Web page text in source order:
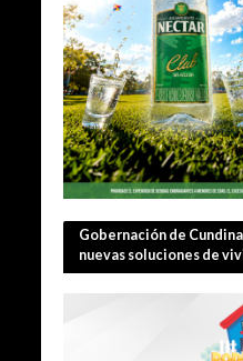
Gobernación de
nuevas soluciones de